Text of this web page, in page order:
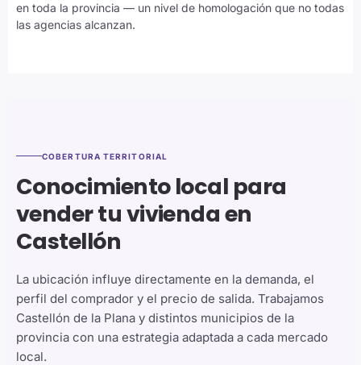
en toda la provincia — un nivel de homologación que no todas
las agencias alcanzan.
COBERTURA TERRITORIAL
Conocimiento local para
vender tu vivienda en
Castellón
La ubicación influye directamente en la demanda, el
perfil del comprador y el precio de salida. Trabajamos
Castellón de la Plana y distintos municipios de la
provincia con una estrategia adaptada a cada mercado
local.